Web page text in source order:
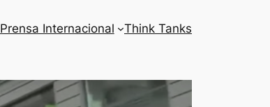
Prensa Internacional Think Tanks